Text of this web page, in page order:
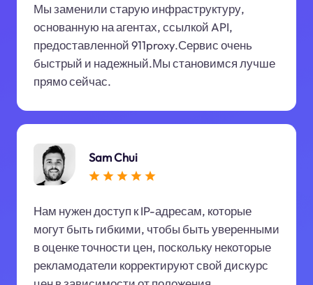
Мы заменили старую инфраструктуру,
основанную на агентах, ссылкой API,
предоставленной 911proxy.Сервис очень
быстрый и надежный.Мы становимся лучше
прямо сейчас.
Sam Chui
Нам нужен доступ к IP-адресам, которые
могут быть гибкими, чтобы быть уверенными
в оценке точности цен, поскольку некоторые
рекламодатели корректируют свой дискурс